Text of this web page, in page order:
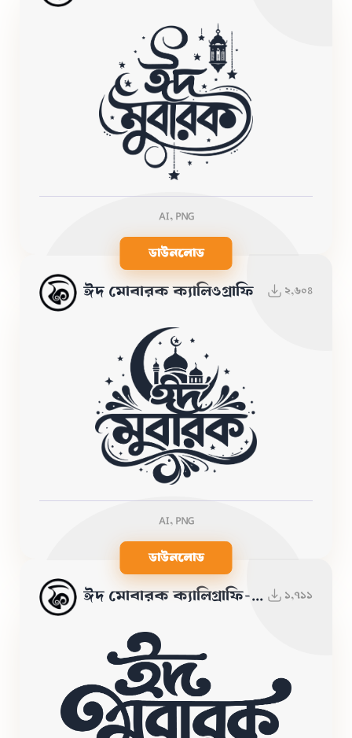
AI, PNG
ডাউনলোড
ঈদ মোবারক ক্যালিওগ্রাফি ২,৬০৪
AI, PNG
ডাউনলোড
ঈদ মোবারক ক্যালিগ্রাফি-PNG ১,৭১১